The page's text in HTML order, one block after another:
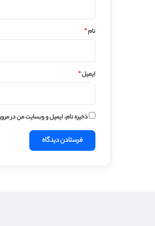
نام*
ایمیل*
ذخیره نام، ایمیل و وبسایت من در